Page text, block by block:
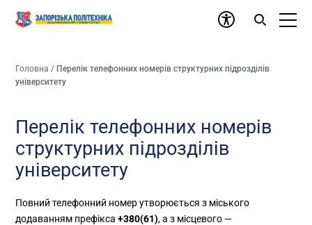
Головна / Перелік телефонних номерів структурних підрозділів
університету
Перелік телефонних номерів
структурних підрозділів
університету
Повний телефонний номер утворюється з міського
додаванням префікса+380(61), а з місцевого —